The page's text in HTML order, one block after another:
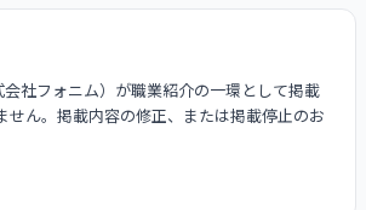
社フォニム）が職業紹介の一環として掲載
ん。掲載内容の修正、または掲載停止のお